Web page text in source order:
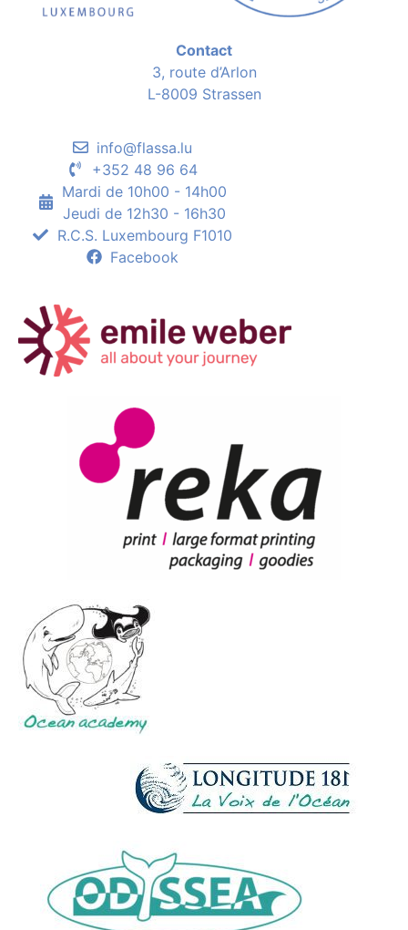
Contact
3, route d’Arlon
L-8009 Strassen
info@flassa.lu
+352 48 96 64
Mardi de 10h00 - 14h00
Jeudi de 12h30 - 16h30
R.C.S. Luxembourg F1010
Facebook